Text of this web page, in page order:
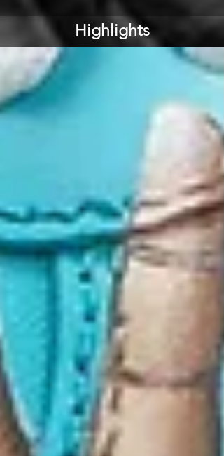
wie es sollte. Das farbenfrohe Abenteuer ist das
Debüt von Adventure Works, einem neuen
das vom ehemaligen D
Highlights